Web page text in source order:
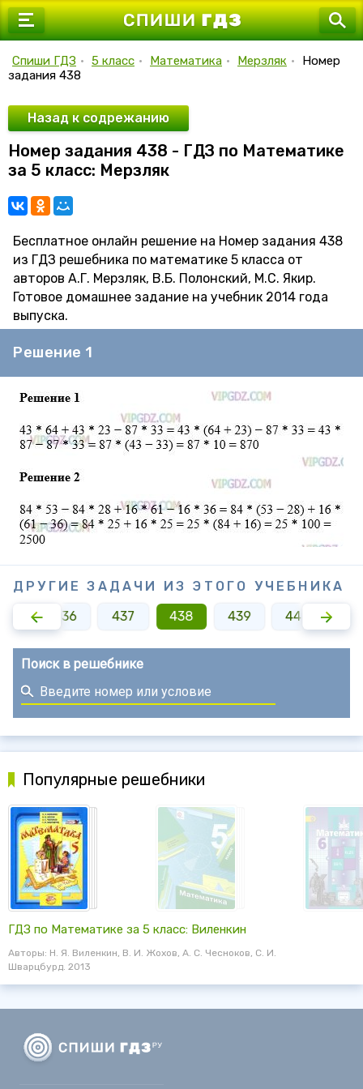
7 класс
9 класс
10 класс
11 класс
Спиши ГДЗ • 5 класс • Математика • Мерзляк •
Номер
задания 438
Назад к содрежанию
Номер задания 438 - ГДЗ по Математике
за 5 класс: Мерзляк
Бесплатное онлайн решение на Номер задания 438
из ГДЗ решебника по математике 5 класса от
авторов А.Г. Мерзляк, В.Б. Полонский, М.С. Якир.
Готовое домашнее задание на учебник 2014 года
выпуска.
Решение 1
ДРУГИЕ ЗАДАЧИ ИЗ ЭТОГО УЧЕБНИКА
436 437 438 439 440
Поиск в решебнике
Популярные решебники
ГДЗ по Математике за 5 класс: Виленкин
Авторы: Н. Я. Виленкин, В. И. Жохов, А. С. Чесноков, С. И.
Шварцбурд. 2013